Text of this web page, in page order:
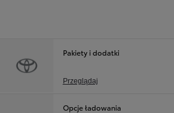
Pakiety i dodatki
Przeglądaj
Opcje ładowania